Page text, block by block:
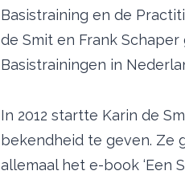
Basistraining en de
de Smit en Frank
Basistrainingen in
In 2012 startte Karin de
bekendheid te geven. Ze
allemaal het e-book ‘Een